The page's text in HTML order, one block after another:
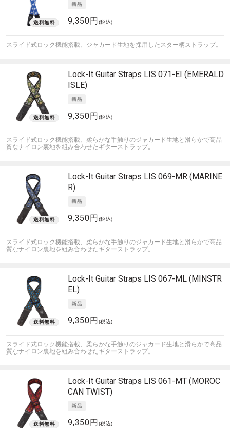
9,350円 (税込)
スライド式ロック機能搭載、ジャカード生地を採用したスター柄ストラップ。
Lock-It Guitar Straps LIS 071-EI (EMERALD
ISLE)
9,350円 (税込)
スライド式ロック機能搭載、柔らかな手触りのジャカード生地と滑らかで高品
質なナイロン裏地を組み合わせたギターストラップ。
Lock-It Guitar Straps LIS 069-MR (MARINE
R)
9,350円 (税込)
スライド式ロック機能搭載、柔らかな手触りのジャカード生地と滑らかで高品
質なナイロン裏地を組み合わせたギターストラップ。
Lock-It Guitar Straps LIS 067-ML (MINSTR
EL)
9,350円 (税込)
スライド式ロック機能搭載、柔らかな手触りのジャカード生地と滑らかで高品
質なナイロン裏地を組み合わせたギターストラップ。
Lock-It Guitar Straps LIS 061-MT (MOROC
CAN TWIST)
9,350円 (税込)